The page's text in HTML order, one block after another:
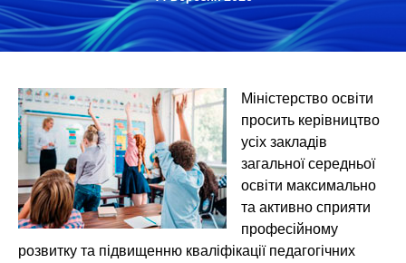
Міністерство освіти
просить керівництво
усіх закладів
загальної середньої
освіти максимально
та активно сприяти
професійному
розвитку та підвищенню кваліфікації педагогічних